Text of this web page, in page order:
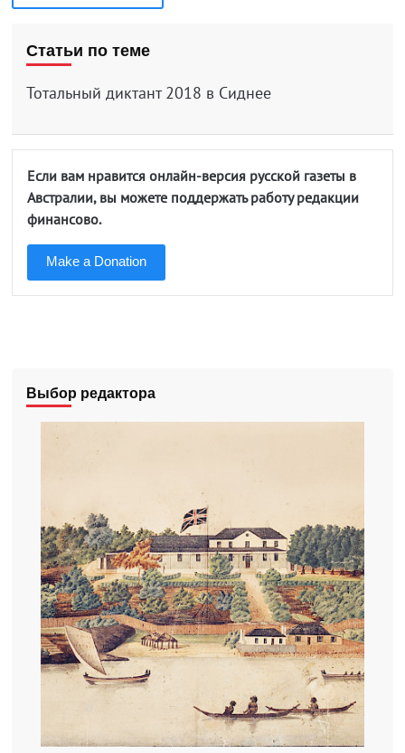
Статьи по теме
Тотальный диктант 2018 в Сиднее
Если вам нравится онлайн-версия русской газеты в
Австралии, вы можете поддержать работу редакции
финансово.
Make a Donation
Выбор редактора